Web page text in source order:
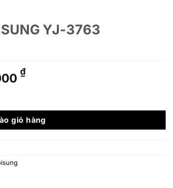
YJ-3763
₫.
₫Giá
là:
2.425.000 ₫.
giỏ hàng